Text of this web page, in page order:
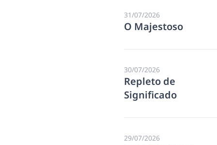
31/07/2026
O Majestoso
30/07/2026
Repleto de
Significado
29/07/2026